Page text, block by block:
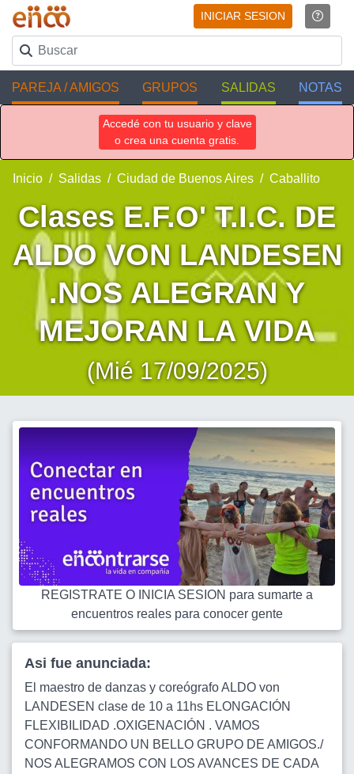
INICIAR SESION
PAREJA / AMIGOS GRUPOS SALIDAS NOTAS
Accedé con tu usuario y clave
o crea una cuenta gratis.
Inicio Salidas Ciudad de Buenos Aires Caballito
Clases E.F.O' T.I.C. DE
ALDO VON LANDESEN
.NOS ALEGRAN Y
MEJORAN LA VIDA
(Mié 17/09/2025)
REGISTRATE O INICIA SESION para sumarte a
encuentros reales para conocer gente
Asi fue anunciada:
El maestro de danzas y coreógrafo ALDO von
LANDESEN clase de 10 a 11hs ELONGACIÓN
FLEXIBILIDAD .OXIGENACIÓN . VAMOS
CONFORMANDO UN BELLO GRUPO DE AMIGOS./
NOS ALEGRAMOS CON LOS AVANCES DE CADA